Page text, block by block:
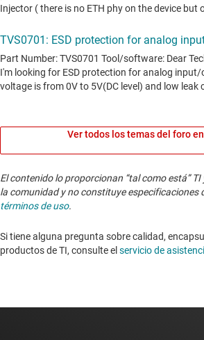
Ver todos los temas del foro
El contenido lo proporcionan “tal como está”
la comunidad y no constituye especificaciones
términos de uso.
Si tiene alguna pregunta sobre calidad,
productos de TI, consulte el servicio de